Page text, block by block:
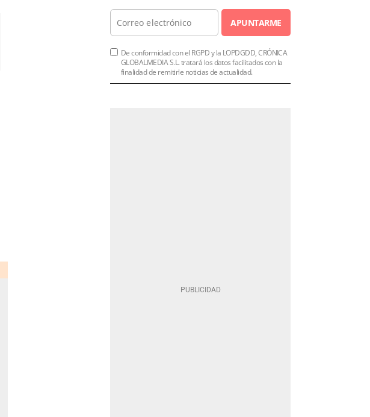
APUNTARME
De conformidad con el RGPD y la LOPDGDD, CRÓNICA
GLOBALMEDIA S.L. tratará los datos facilitados con la
finalidad de remitirle noticias de actualidad.